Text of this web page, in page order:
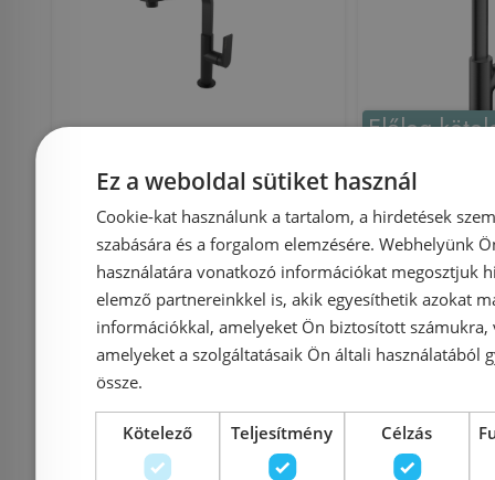
Bugnatese SIMPLE Tört
kifolyós mosdócsaptelep
klikk-klakk leeresztővel
matt fekete színben
6618SCNE
Azonosító: 212554
Cikkszám: 6618SCNE
142 380 Ft
Előleg
automata
179 412 Ft
Ez a weboldal sütiket használ
Cookie-kat használunk a tartalom, a hirdetések
szabására és a forgalom elemzésére. Webhelyünk
használatára vonatkozó információkat megosztjuk
elemző partnereinkkel is, akik egyesíthetik azokat
információkkal, amelyeket Ön biztosított számukra,
amelyeket a szolgáltatásaik Ön általi használatából
össze.
Kötelező Teljesítmény Célzás